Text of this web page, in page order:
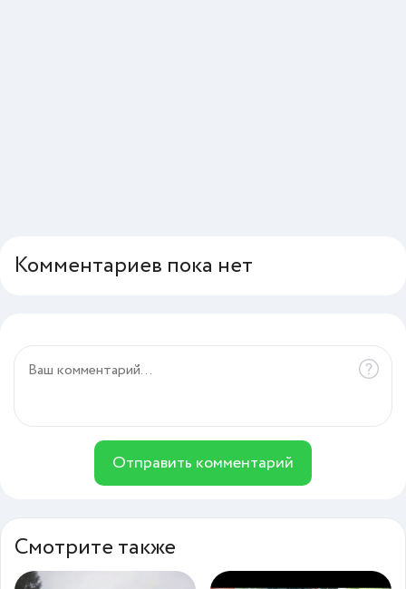
Комментариев пока нет
Отправить комментарий
Смотрите также